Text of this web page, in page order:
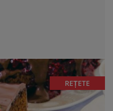
REȚETE